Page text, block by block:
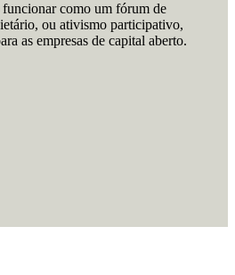
funcionar como um fórum de
ou ativismo participativo,
as empresas de capital aberto.